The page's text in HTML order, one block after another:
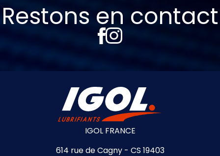
Restons en contact
IGOL FRANCE
614 rue de Cagny - CS 19403